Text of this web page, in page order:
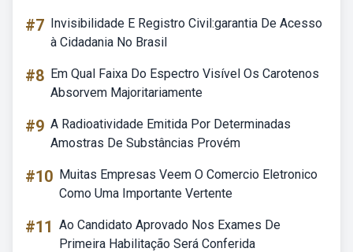
#7 Invisibilidade E Registro Civil:garantia De Acesso
à Cidadania No Brasil
#8 Em Qual Faixa Do Espectro Visível Os Carotenos
Absorvem Majoritariamente
#9 A Radioatividade Emitida Por Determinadas
Amostras De Substâncias Provém
#10 Muitas Empresas Veem O Comercio Eletronico
Como Uma Importante Vertente
#11 Ao Candidato Aprovado Nos Exames De
Primeira Habilitação Será Conferida